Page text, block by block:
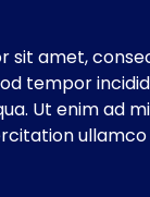
sit amet,
tempor
Ut enim ad
ullamco